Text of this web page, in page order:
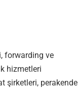
forwarding ve
hizmetleri
şirketleri, perakende